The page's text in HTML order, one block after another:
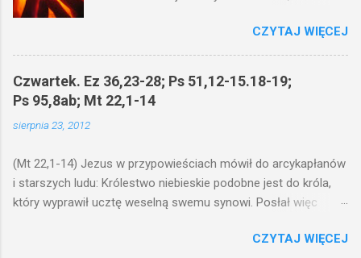
(Mk 4,21-25) Jezus mówił ludowi: Czy po to
wnosi się światło, by je postawić pod korcem
na świeczniku? Nie ma bowiem nic ukrytego, co
by nie miało wyjść na jaw. Kto ma uszy do
wy mierzycie, odmierzą wam i jeszcze wam
dołożą. Bo kto ma, temu będzie dane; a kto nie
ma, pozbawią go i tego, co ma. W dzisiejszym
przypowieści.... Czy po to wnosi się światło, by
CZYTAJ WIĘCEJ
Czwartek. Ez 36,23-28; Ps 51,12-15.18-19;
Ps 95,8ab; Mt 22,1-14
sierpnia 23, 2012
(Mt 22,1-14) Jezus w przypowieściach mówił do arcykapłanów
i starszych ludu: Królestwo niebieskie podobne jest do króla,
który wyprawił ucztę weselną swemu synowi. Posłał więc
chcieli przyjść. Posłał jeszcze raz inne sługi z poleceniem:
CZYTAJ WIĘCEJ